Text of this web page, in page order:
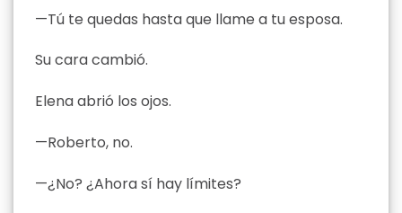
—Tú te quedas hasta que llame a tu esposa.
Su cara cambió.
Elena abrió los ojos.
—Roberto, no.
—¿No? ¿Ahora sí hay límites?